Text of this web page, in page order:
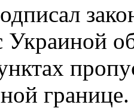
Украиной
границе.